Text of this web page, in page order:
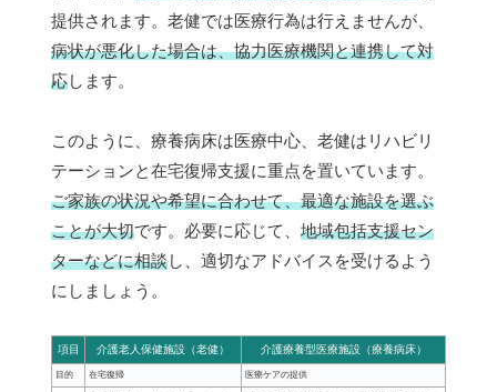
提供されます。老健では医療行為は行えませんが、
病状が悪化した場合は、協力医療機関と連携して対
応します。
このように、療養病床は医療中心、老健はリハビリ
テーションと在宅復帰支援に重点を置いています。
ご家族の状況や希望に合わせて、最適な施設を選ぶ
ことが大切です。必要に応じて、 地域包括支援セン
ターなどに相談し、適切なアドバイスを受けるよう
にしましょう。
項目 介護老人保健施設（老健） 介護療養型医療施設（療養病床）
目的 在宅復帰 医療ケアの提供